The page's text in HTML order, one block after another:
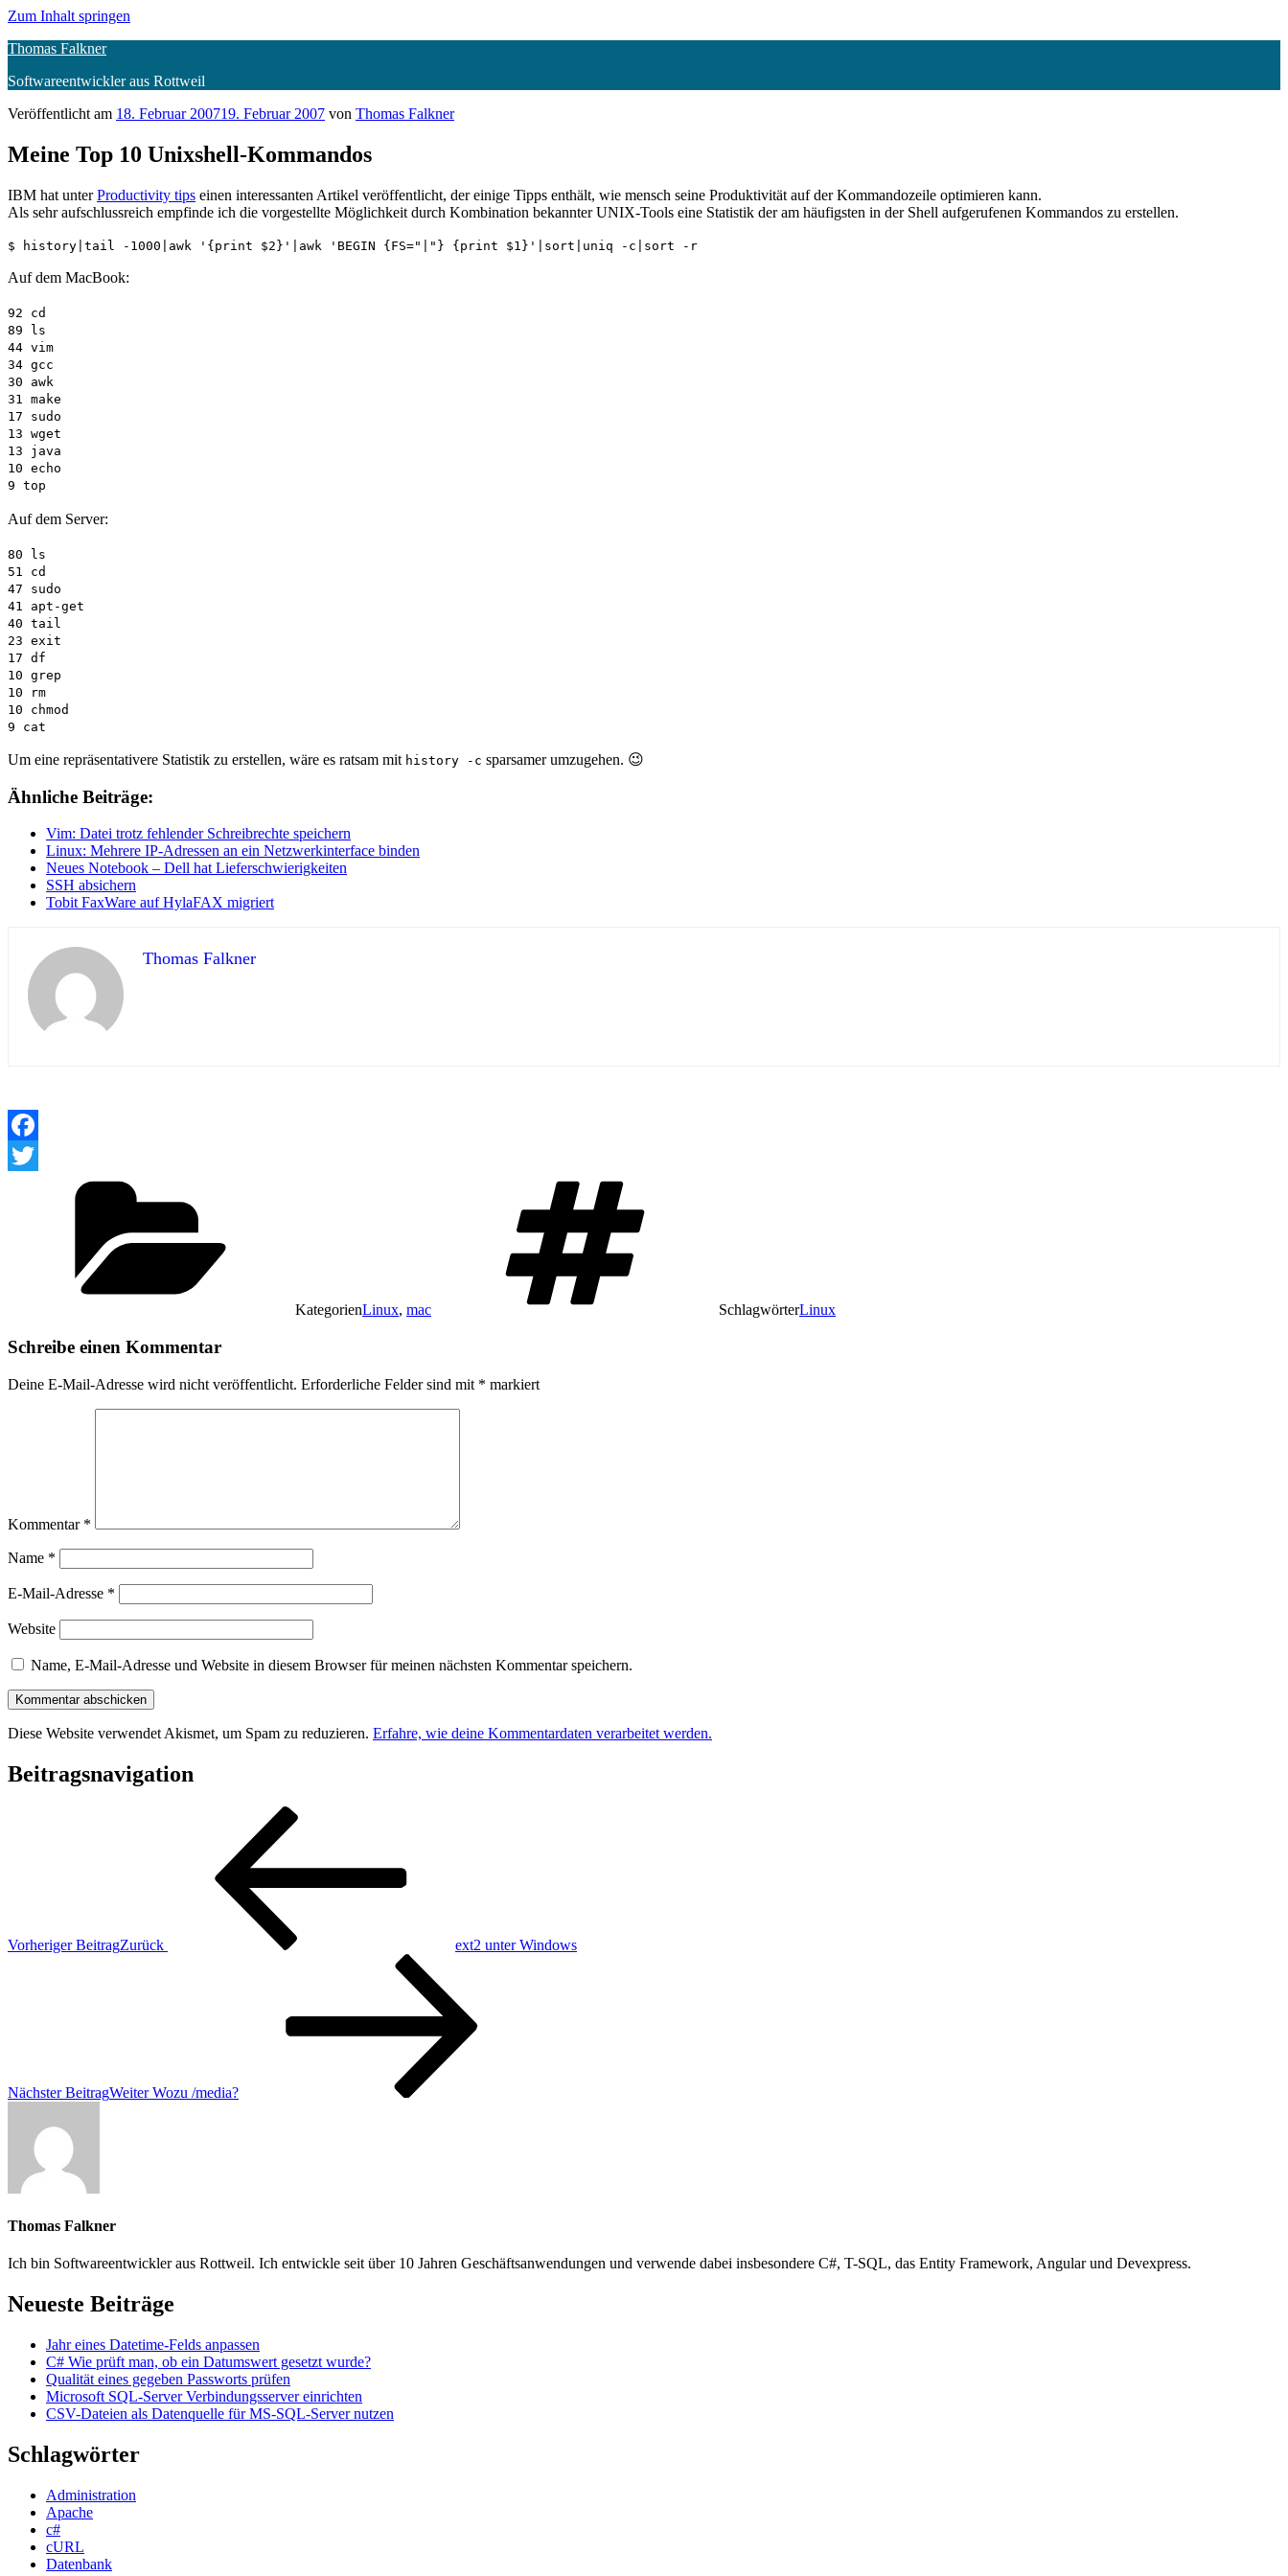
Zum Inhalt springen
Thomas Falkner
Softwareentwickler aus Rottweil
Veröffentlicht am 18. Februar 200719. Februar 2007 von Thomas Falkner
Meine Top 10 Unixshell-Kommandos
IBM hat unterProductivity tips einen interessanten Artikel veröffentlicht, der einige Tipps enthält, wie mensch seine Produktivität auf der Kommandozeile optimieren kann.
Als sehr aufschlussreich empfinde ich die vorgestellte Möglichkeit durch Kombination bekannter UNIX-Tools eine Statistik der am häufigsten in der Shell aufgerufenen Kommandos zu erstellen.
$ history|tail -1000|awk '{print $2}'|awk 'BEGIN {FS="|"} {print $1}'|sort|uniq -c|sort -r
Auf dem MacBook:
92 cd
89 ls
44 vim
34 gcc
30 awk
31 make
17 sudo
13 wget
13 java
10 echo
9 top
Auf dem Server:
80 ls
51 cd
47 sudo
41 apt-get
40 tail
23 exit
17 df
10 grep
10 rm
10 chmod
9 cat
Um eine repräsentativere Statistik zu erstellen, wäre es ratsam mit history -c sparsamer umzugehen. 😉
Ähnliche Beiträge:
Vim: Datei trotz fehlender Schreibrechte speichern
Linux: Mehrere IP-Adressen an ein Netzwerkinterface binden
Neues Notebook – Dell hat Lieferschwierigkeiten
SSH absichern
Tobit FaxWare auf HylaFAX migriert
Thomas Falkner
Facebook
KategorienLinux, mac SchlagwörterLinux
Schreibe einen Kommentar
Deine E-Mail-Adresse wird nicht veröffentlicht. Erforderliche Felder sind mit * markiert
Kommentar *
Name *
E-Mail-Adresse *
Website
Name, E-Mail-Adresse und Website in diesem Browser für meinen nächsten Kommentar speichern.
Diese Website verwendet Akismet, um Spam zu reduzieren. Erfahre, wie deine Kommentardaten verarbeitet werden.
Beitragsnavigation
Vorheriger BeitragZurück ext2 unter Windows
Nächster BeitragWeiter Wozu /media?
Thomas Falkner
Ich bin Softwareentwickler aus Rottweil. Ich entwickle seit über 10 Jahren Geschäftsanwendungen und verwende dabei insbesondere C#, T-SQL, das Entity Framework, Angular und Devexpress.
Neueste Beiträge
Jahr eines Datetime-Felds anpassen
C# Wie prüft man, ob ein Datumswert gesetzt wurde?
Qualität eines gegeben Passworts prüfen
Microsoft SQL-Server Verbindungsserver einrichten
CSV-Dateien als Datenquelle für MS-SQL-Server nutzen
Schlagwörter
Administration
Apache
c#
cURL
Datenbank